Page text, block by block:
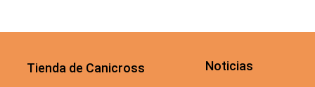
Tienda de Canicross Noticias